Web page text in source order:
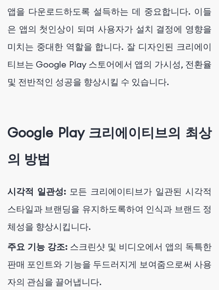
앱을 다운로드하도록 설득하는 데 중요합니다. 이들
은 앱의 첫인상이 되며 사용자가 설치 결정에 영향을
미치는 중대한 역할을 합니다. 잘 디자인된 크리에이
티브는 Google Play 스토어에서 앱의 가시성, 전환율
및 전반적인 성공을 향상시킬 수 있습니다.
Google Play 크리에이티브의 최상
의 방법
시각적 일관성: 모든 크리에이티브가 일관된 시각적
스타일과 브랜딩을 유지하도록하여 인식과 브랜드 정
체성을 향상시킵니다.
주요 기능 강조: 스크린샷 및 비디오에서 앱의 독특한
판매 포인트와 기능을 두드러지게 보여줌으로써 사용
자의 관심을 끌어냅니다.